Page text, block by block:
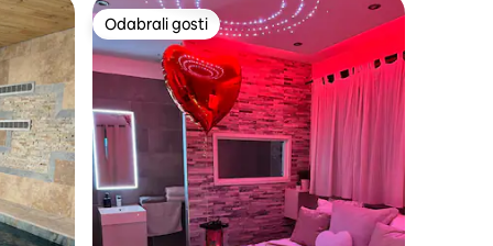
Odabrali gosti
Odabrali gosti